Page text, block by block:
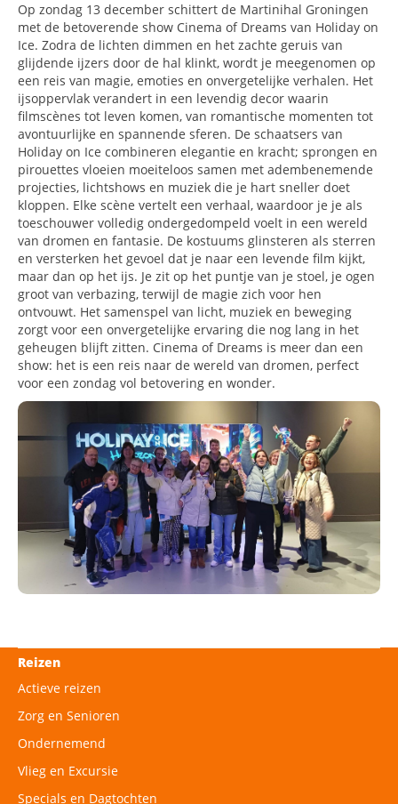
Op zondag 13 december schittert de Martinihal Groningen
met de betoverende show Cinema of Dreams van Holiday on
Ice. Zodra de lichten dimmen en het zachte geruis van
glijdende ijzers door de hal klinkt, wordt je meegenomen op
een reis van magie, emoties en onvergetelijke verhalen. Het
ijsoppervlak verandert in een levendig decor waarin
filmscènes tot leven komen, van romantische momenten tot
avontuurlijke en spannende sferen. De schaatsers van
Holiday on Ice combineren elegantie en kracht; sprongen en
pirouettes vloeien moeiteloos samen met adembenemende
projecties, lichtshows en muziek die je hart sneller doet
kloppen. Elke scène vertelt een verhaal, waardoor je je als
toeschouwer volledig ondergedompeld voelt in een wereld
van dromen en fantasie. De kostuums glinsteren als sterren
en versterken het gevoel dat je naar een levende film kijkt,
maar dan op het ijs. Je zit op het puntje van je stoel, je ogen
groot van verbazing, terwijl de magie zich voor hen
ontvouwt. Het samenspel van licht, muziek en beweging
zorgt voor een onvergetelijke ervaring die nog lang in het
geheugen blijft zitten. Cinema of Dreams is meer dan een
show: het is een reis naar de wereld van dromen, perfect
voor een zondag vol betovering en wonder.
Reizen
Actieve reizen
Zorg en Senioren
Ondernemend
Vlieg en Excursie
Specials en Dagtochten